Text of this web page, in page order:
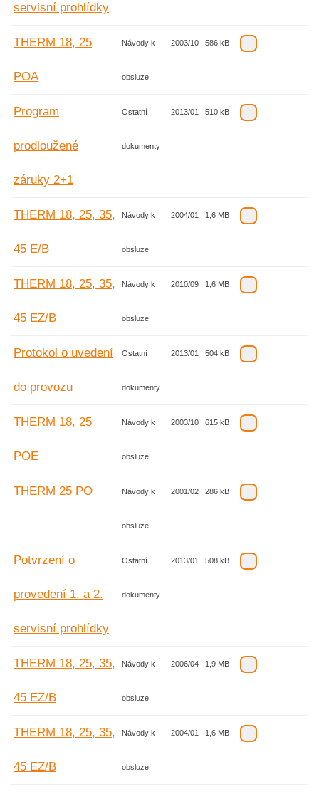
servisní prohlídky
THERM 18, 25
POA
Návody k
obsluze
2003/10 586 kB
Program
prodloužené
záruky 2+1
Ostatní
dokumenty
2013/01 510 kB
THERM 18, 25, 35,
45 E/B
Návody k
obsluze
2004/01 1,6 MB
THERM 18, 25, 35,
45 EZ/B
Návody k
obsluze
2010/09 1,6 MB
Protokol o uvedení
do provozu
Ostatní
dokumenty
2013/01 504 kB
THERM 18, 25
POE
Návody k
obsluze
2003/10 615 kB
THERM 25 PO Návody k
obsluze
2001/02 286 kB
Potvrzení o
provedení 1. a 2.
servisní prohlídky
Ostatní
dokumenty
2013/01 508 kB
THERM 18, 25, 35,
45 EZ/B
Návody k
obsluze
2006/04 1,9 MB
THERM 18, 25, 35,
45 EZ/B
Návody k
obsluze
2004/01 1,6 MB